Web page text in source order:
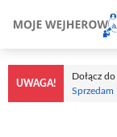
treści
UWAGA!
Dołącz
Sprzedam